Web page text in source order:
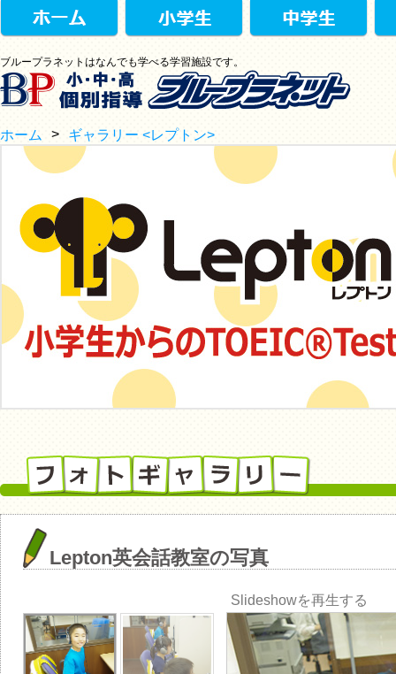
ブループラネットはなんでも学べる学習施設です。
ホーム > ギャラリー <レプトン>
Lepton英会話教室の写真
Slideshowを再生する